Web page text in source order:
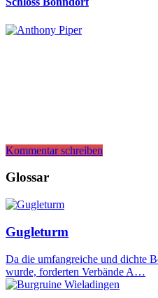
Kommentar schreiben
Glossar
Gugleturm
Da die umfangreiche und dichte
wurde, forderten Verbände A…